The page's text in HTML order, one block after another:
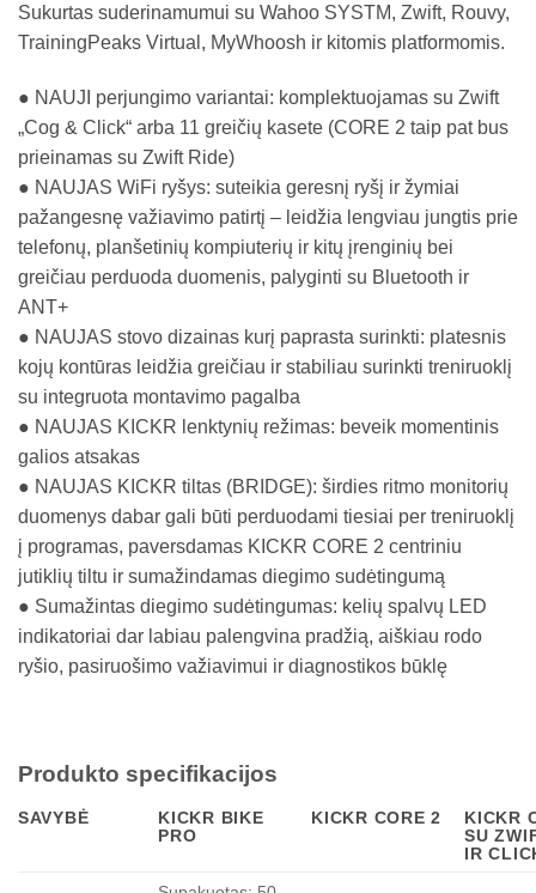
Sukurtas suderinamumui su Wahoo SYSTM, Zwift, Rouvy,
TrainingPeaks Virtual, MyWhoosh ir kitomis platformomis.
● NAUJI perjungimo variantai: komplektuojamas su Zwift
„Cog & Click“ arba 11 greičių kasete (CORE 2 taip pat bus
prieinamas su Zwift Ride)
● NAUJAS WiFi ryšys: suteikia geresnį ryšį ir žymiai
pažangesnę važiavimo patirtį – leidžia lengviau jungtis prie
telefonų, planšetinių kompiuterių ir kitų įrenginių bei
greičiau perduoda duomenis, palyginti su Bluetooth ir
ANT+
● NAUJAS stovo dizainas kurį paprasta surinkti: platesnis
kojų kontūras leidžia greičiau ir stabiliau surinkti treniruoklį
su integruota montavimo pagalba
● NAUJAS KICKR lenktynių režimas: beveik momentinis
galios atsakas
● NAUJAS KICKR tiltas (BRIDGE): širdies ritmo monitorių
duomenys dabar gali būti perduodami tiesiai per treniruoklį
į programas, paversdamas KICKR CORE 2 centriniu
jutiklių tiltu ir sumažindamas diegimo sudėtingumą
● Sumažintas diegimo sudėtingumas: kelių spalvų LED
indikatoriai dar labiau palengvina pradžią, aiškiau rodo
ryšio, pasiruošimo važiavimui ir diagnostikos būklę
Produkto specifikacijos
SAVYBĖ
KICKR BIKE
PRO
KICKR CORE 2
KICKR
SU
IR